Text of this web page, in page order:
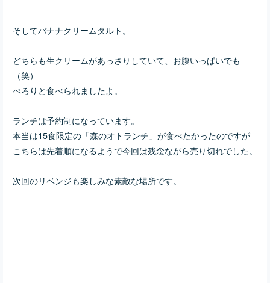
そしてバナナクリームタルト。
どちらも生クリームがあっさりしていて、お腹いっぱいでも
（笑）
ぺろりと食べられましたよ。
ランチは予約制になっています。
本当は15食限定の「森のオトランチ」が食べたかったのですが
こちらは先着順になるようで今回は残念ながら売り切れでした。
次回のリベンジも楽しみな素敵な場所です。